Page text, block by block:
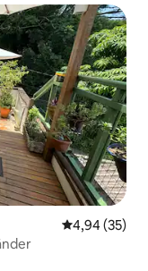
4,94 av 5 i
4,94 (35)